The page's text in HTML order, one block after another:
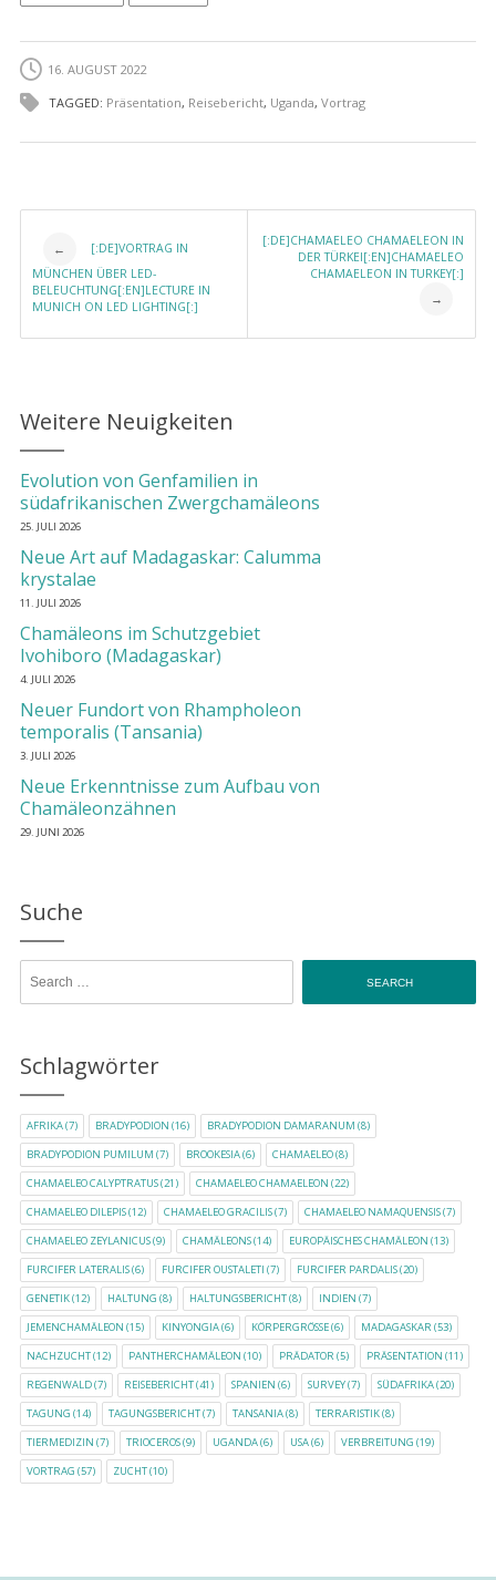
16. AUGUST 2022
TAGGED: Präsentation, Reisebericht, Uganda, Vortrag
Post navigation
←
[:DE]VORTRAG IN
MÜNCHEN ÜBER LED-
BELEUCHTUNG[:EN]LECTURE IN
MUNICH ON LED LIGHTING[:]
[:DE]CHAMAELEO CHAMAELEON IN
DER TÜRKEI[:EN]CHAMAELEO
CHAMAELEON IN TURKEY[:]
→
Weitere Neuigkeiten
Evolution von Genfamilien in
südafrikanischen Zwergchamäleons
25. JULI 2026
Neue Art auf Madagaskar: Calumma
krystalae
11. JULI 2026
Chamäleons im Schutzgebiet
Ivohiboro (Madagaskar)
4. JULI 2026
Neuer Fundort von Rhampholeon
temporalis (Tansania)
3. JULI 2026
Neue Erkenntnisse zum Aufbau von
Chamäleonzähnen
29. JUNI 2026
Suche
Schlagwörter
AFRIKA(7) BRADYPODION (16) BRADYPODION DAMARANUM (8)
BRADYPODION PUMILUM (7) BROOKESIA(6) CHAMAELEO(8)
CHAMAELEO CALYPTRATUS(21) CHAMAELEO CHAMAELEON (22)
CHAMAELEO DILEPIS(12) CHAMAELEO GRACILIS(7) CHAMAELEO NAMAQUENSIS(7)
CHAMAELEO ZEYLANICUS(9) CHAMÄLEONS(14) EUROPÄISCHES CHAMÄLEON (13)
FURCIFER LATERALIS(6) FURCIFER OUSTALETI (7) FURCIFER PARDALIS(20)
GENETIK(12) HALTUNG (8) HALTUNGSBERICHT(8) INDIEN (7)
JEMENCHAMÄLEON (15) KINYONGIA(6) KÖRPERGRÖSSE (6) MADAGASKAR(53)
NACHZUCHT(12) PANTHERCHAMÄLEON (10) PRÄDATOR(5) PRÄSENTATION (11)
REGENWALD(7) REISEBERICHT(41) SPANIEN (6) SURVEY(7) SÜDAFRIKA(20)
TAGUNG (14) TAGUNGSBERICHT(7) TANSANIA(8) TERRARISTIK(8)
TIERMEDIZIN (7) TRIOCEROS(9) UGANDA(6) USA(6) VERBREITUNG (19)
VORTRAG (57) ZUCHT(10)